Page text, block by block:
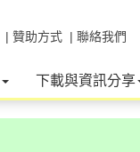
| 聯絡我們
| 贊助方式
下載與資訊分享